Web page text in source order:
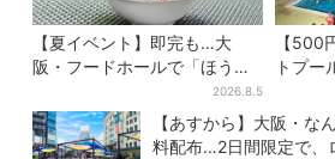
【夏イベント】即完も…大
阪・フードホールで「ほうせ
き箱」の“限定かき氷”が復
活！一夜限りの盆踊りも
2026.8.5
【500
トプー
【あすから】大阪・な
料配布…2日間限定で、